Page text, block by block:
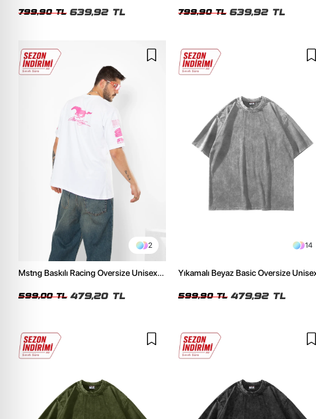
799,90 TL 639,92 TL 799,90 TL 639,92 TL
2
Mstng Baskılı Racing Oversize Unisex
599,00 TL 479,20 TL
14
Yıkamalı Beyaz Basic Oversize
599,90 TL 479,92 TL